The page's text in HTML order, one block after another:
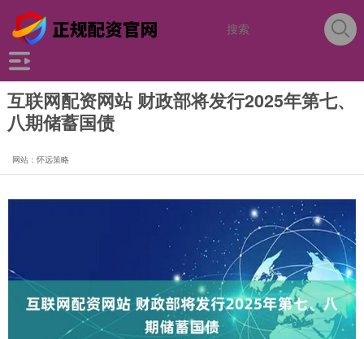
互联网配资网站 财政部将发行2025年第七、
八期储蓄国债
网站：怀远策略